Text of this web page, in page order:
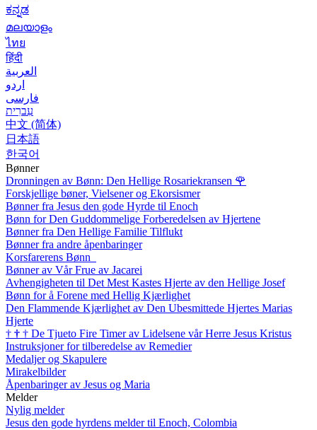
ಕನ್ನಡ
മലയാളം
ไทย
हिंदी
العربية
اردو
فارسی
עִברִית
中文 (简体)
日本語
한국어
Bønner
Dronningen av Bønn: Den Hellige Rosariekransen 🌹
Forskjellige bøner, Vielsener og Ekorsismer
Bønner fra Jesus den gode Hyrde til Enoch
Bønn for Den Guddommelige Forberedelsen av Hjertene
Bønner fra Den Hellige Familie Tilflukt
Bønner fra andre åpenbaringer
Korsfarerens Bønn
Bønner av Vår Frue av Jacarei
Avhengigheten til Det Mest Kastes Hjerte av den Hellige Josef
Bønn for å Forene med Hellig Kjærlighet
Den Flammende Kjærlighet av Den Ubesmittede Hjertes Marias
Hjerte
† † † De Tjueto Fire Timer av Lidelsene vår Herre Jesus Kristus
Instruksjoner for tilberedelse av Remedier
Medaljer og Skapulere
Mirakelbilder
Åpenbaringer av Jesus og Maria
Melder
Nylig melder
Jesus den gode hyrdens melder til Enoch, Colombia